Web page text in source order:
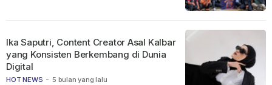
HOT NEWS - 5 bulan yang lalu
Ika Saputri, Content Creator Asal Kalbar
yang Konsisten Berkembang di Dunia
Digital